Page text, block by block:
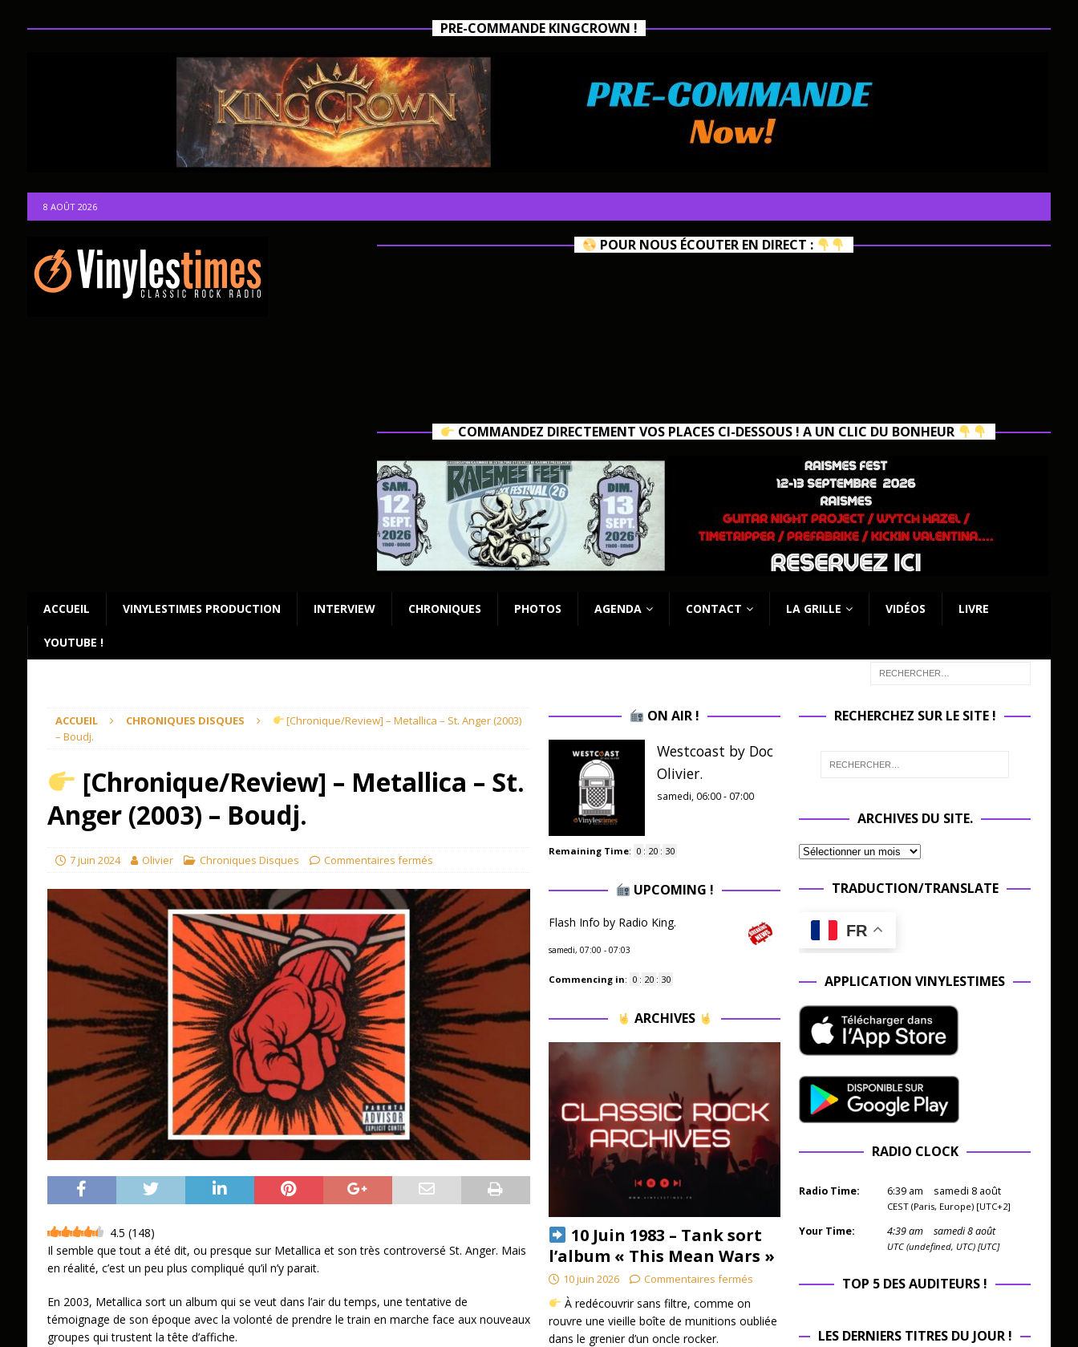
PRE-COMMANDE KINGCROWN !
8 AOÛT 2026
POUR NOUS ÉCOUTER EN DIRECT :
COMMANDEZ DIRECTEMENT VOS PLACES CI-DESSOUS ! A UN CLIC DU BONHEUR
ACCUEIL VINYLESTIMES PRODUCTION INTERVIEW CHRONIQUES PHOTOS AGENDA CONTACT LA GRILLE VIDÉOS LIVRE
YOUTUBE !
ACCUEIL CHRONIQUES DISQUES
[Chronique/Review] – Metallica – St. Anger (2003)
– Boudj.
[Chronique/Review] – Metallica – St.
Anger (2003) – Boudj.
7 juin 2024 Olivier Chroniques Disques Commentaires fermés
4.5 (148)
Il semble que tout a été dit, ou presque sur Metallica et son très controversé St. Anger. Mais
en réalité, c’est un peu plus compliqué qu’il n’y parait.
En 2003, Metallica sort un album qui se veut dans l’air du temps, une tentative de
témoignage de son époque avec la volonté de prendre le train en marche face aux nouveaux
groupes qui trustent la tête d’affiche.
ON AIR !
Westcoast by Doc
Olivier.
samedi, 06:00 - 07:00
Remaining Time: 0 : 20 : 29
UPCOMING !
Flash Info by Radio King.
samedi, 07:00 - 07:03
Commencing in: 0 : 20 : 29
ARCHIVES
10 Juin 1983 – Tank sort
l’album « This Mean Wars »
10 juin 2026 Commentaires fermés
À redécouvrir sans filtre, comme on
rouvre une vieille boîte de munitions oubliée
dans le grenier d’un oncle rocker.
RECHERCHEZ SUR LE SITE !
ARCHIVES DU SITE.
TRADUCTION/TRANSLATE
FR
APPLICATION VINYLESTIMES
RADIO CLOCK
Radio Time: 6:39 am samedi 8 août
CEST (Paris, Europe) [UTC+2]
Your Time: 4:39am samedi 8 août
UTC (undefined, UTC) [UTC]
TOP 5 DES AUDITEURS !
LES DERNIERS TITRES DU JOUR !